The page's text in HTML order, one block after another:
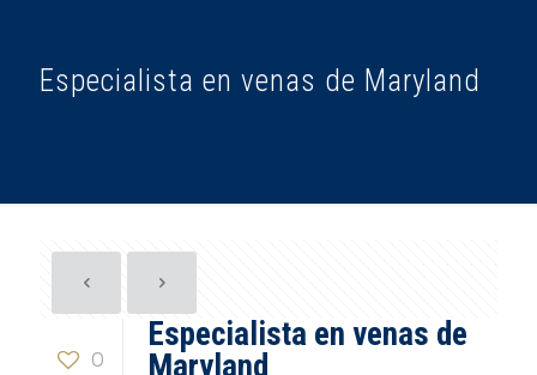
Especialista en venas de Maryland
0
Especialista en venas de
Maryland